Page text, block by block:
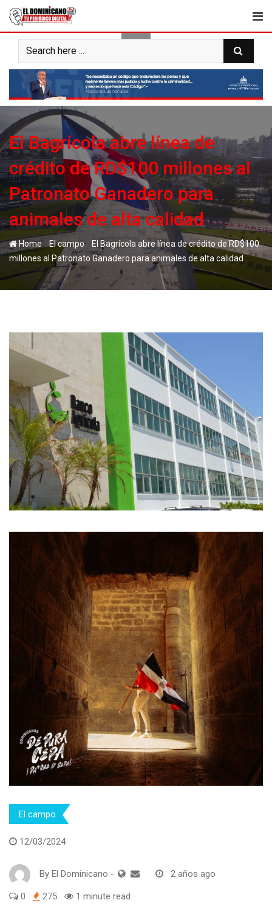
Skip
content
El Bagrícola abre línea de
crédito de RD$100 millones al
Patronato Ganadero para
animales de alta calidad
Home -El campo
El Bagrícola abre línea de crédito de RD$100
millones al Patronato Ganadero para animales de alta calidad
El campo
12/03/2024
By El Dominicano - 2 años ago
0 275 1 minute read